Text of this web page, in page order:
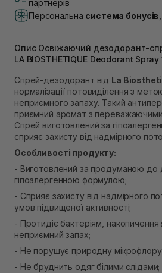
(Duck’s Lake)
В наявності
В наявності
Самовивіз м. Львів, вул.
Самовивіз м. Рівне, вул. 16-го
В наявності
Самовивіз м. Рівне, вул.
Екватор)
В наявності
партнерів
Персональна система бонусів
Опис Освіжаючий дезодорант-
LA BIOSTHETIQUE Deodorant
Спрей-дезодорант від La
нормалізації потовиділення з
неприємного запаху. Такий
приємний аромат з
Спрей виготовлений за
сприяє захисту від надмірного
Особливості продукту:
- Виготовлений за продуманою до
гіпоалергенною формулою;
- Сприяє захисту від надмірного
умов підвищеної активності;
- Протидіє бактеріям, накопичення
неприємний запах;
- Не порушує природну мікрофлору
- Не бруднить одяг білими слідами;